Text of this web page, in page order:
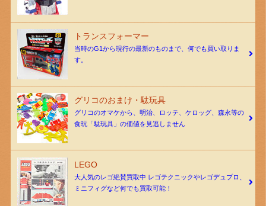
トランスフォーマー
当時のG1から現行の最新のものまで、何でも買い取りま
す。
グリコのおまけ・駄玩具
グリコのオマケから、明治、ロッテ、ケロッグ、森永等の
食玩「駄玩具」の価値を見逃しません
LEGO
大人気のレゴ絶賛買取中 レゴテクニックやレゴデュプロ、
ミニフィグなど何でも買取可能！